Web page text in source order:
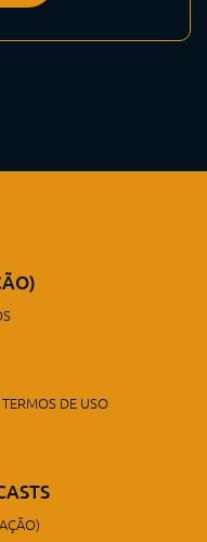
DE USO